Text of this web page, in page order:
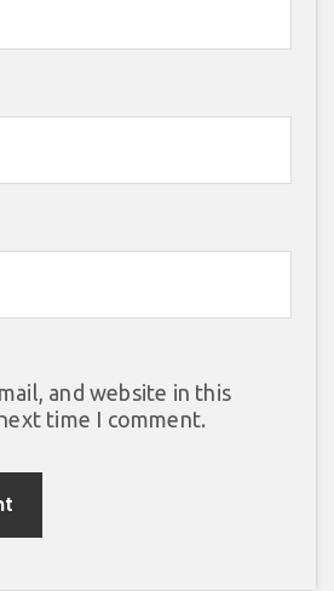
and website in this
time I comment.